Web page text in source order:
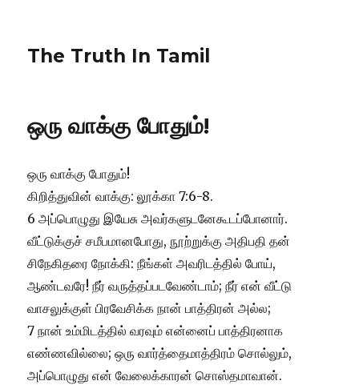
The Truth In Tamil
ஒரு வாக்கு போதும்!
ஒரு வாக்கு போதும்!
கிறித்துவின் வாக்கு: லூக்கா 7:6-8.
6 அப்பொழுது இயேசு அவர்களுடனேகூடப்போனார்.
வீட்டுக்குச் சமீபமானபோது, நூற்றுக்கு அதிபதி தன்
சிநேகிதரை நோக்கி: நீங்கள் அவரிடத்தில் போய்,
ஆண்டவரே! நீர் வருத்தப்படவேண்டாம்; நீர் என் வீட்டு
வாசலுக்குள் பிரவேசிக்க நான் பாத்திரன் அல்ல;
7 நான் உம்மிடத்தில் வரவும் என்னைப் பாத்திரனாக
எண்ணவில்லை; ஒரு வார்த்தைமாத்திரம் சொல்லும்,
அப்பொழுது என் வேலைக்காரன் சொஸ்தமாவான்.